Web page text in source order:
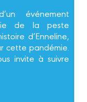
événement
de la peste
d’Enneline,
cette pandémie.
invite à suivre